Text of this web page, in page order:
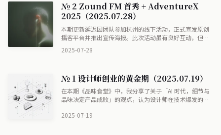
№ 2 Zound FM 首秀 + AdventureX
2025（2025.07.28）
本期更新延迟因团队参加杭州的线下活动，正式宣发原创
播客平台并推出宣传海报。此次活动虽有良好互动，但主
计、个人网站更新和品牌升级案例，推荐了多款设计工
们拓展视野、激发灵感。
2025-07-28
№ 1 设计师创业的黄金期（2025.07.19）
在本期《品味食堂》中，我分享了关于「AI 时代，细节与
品味决定产品成败」的观点，认为设计师在技术爆发的年
我也介绍了设计师创业的成功案例与行业趋势，精选了一
2025-07-19